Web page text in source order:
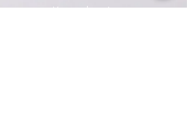
Moyen de paiement